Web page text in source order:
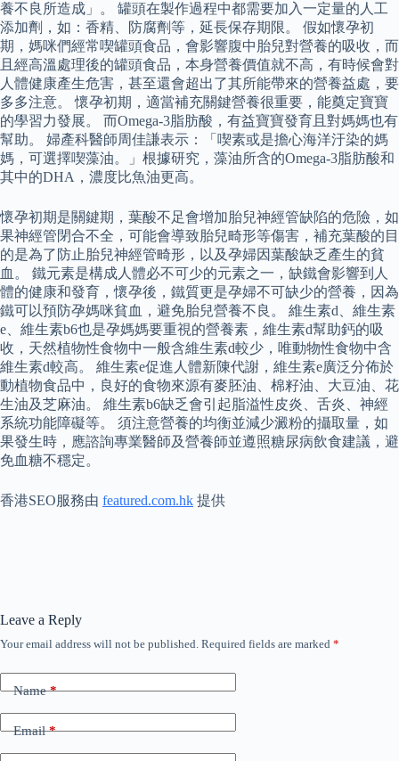
養不良所造成」。 罐頭在製作過程中都需要加入一定量的人工
添加劑，如：香精、防腐劑等，延長保存期限。 假如懷孕初
期，媽咪們經常喫罐頭食品，會影響腹中胎兒對營養的吸收，而
且經高溫處理後的罐頭食品，本身營養價值就不高，有時候會對
人體健康產生危害，甚至還會超出了其所能帶來的營養益處，要
多多注意。 懷孕初期，適當補充關鍵營養很重要，能奠定寶寶
的學習力發展。 而Omega-3脂肪酸，有益寶寶發育且對媽媽也有
幫助。 婦產科醫師周佳謙表示：「喫素或是擔心海洋汙染的媽
媽，可選擇喫藻油。」根據研究，藻油所含的Omega-3脂肪酸和
其中的DHA，濃度比魚油更高。
懷孕初期是關鍵期，葉酸不足會增加胎兒神經管缺陷的危險，如
果神經管閉合不全，可能會導致胎兒畸形等傷害，補充葉酸的目
的是為了防止胎兒神經管畸形，以及孕婦因葉酸缺乏產生的貧
血。 鐵元素是構成人體必不可少的元素之一，缺鐵會影響到人
體的健康和發育，懷孕後，鐵質更是孕婦不可缺少的營養，因為
鐵可以預防孕媽咪貧血，避免胎兒營養不良。 維生素d、維生素
e、維生素b6也是孕媽媽要重視的營養素，維生素d幫助鈣的吸
收，天然植物性食物中一般含維生素d較少，唯動物性食物中含
維生素d較高。 維生素e促進人體新陳代謝，維生素e廣泛分佈於
動植物食品中，良好的食物來源有麥胚油、棉籽油、大豆油、花
生油及芝麻油。 維生素b6缺乏會引起脂溢性皮炎、舌炎、神經
系統功能障礙等。 須注意營養的均衡並減少澱粉的攝取量，如
果發生時，應諮詢專業醫師及營養師並遵照糖尿病飲食建議，避
免血糖不穩定。
香港SEO服務由 featured.com.hk 提供
Leave a Reply
Your email address will not be published. Required fields are marked *
Name*
Email*